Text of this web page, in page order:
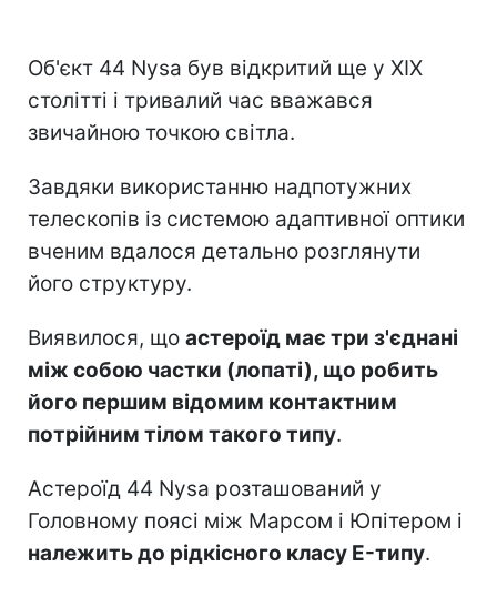
Об'єкт 44 Nysa був відкритий ще у XIX
столітті і тривалий час вважався
звичайною точкою світла.
Завдяки використанню надпотужних
телескопів із системою адаптивної оптики
вченим вдалося детально розглянути
його структуру.
Виявилося, що астероїд має три з'єднані
між собою частки (лопаті), що робить
його першим відомим контактним
потрійним тілом такого типу.
Астероїд 44 Nysa розташований у
Головному поясі між Марсом і Юпітером і
належить до рідкісного класу E-типу.